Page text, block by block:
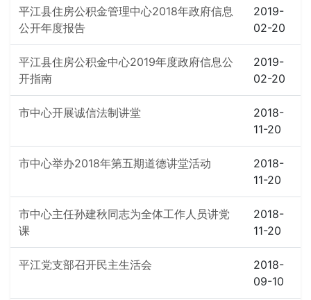
平江县住房公积金管理中心2018年政府信息
公开年度报告
2019-
02-20
平江县住房公积金中心2019年度政府信息公
开指南
2019-
02-20
市中心开展诚信法制讲堂
2018-
11-20
市中心举办2018年第五期道德讲堂活动
2018-
11-20
市中心主任孙建秋同志为全体工作人员讲党
课
2018-
11-20
平江党支部召开民主生活会
2018-
09-10